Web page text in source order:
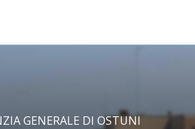
GENERALE DI OSTUNI